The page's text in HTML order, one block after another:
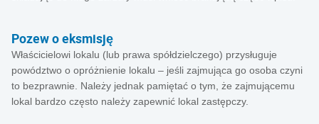
Pozew o eksmisję
Właścicielowi lokalu (lub prawa spółdzielczego) przysługuje
powództwo o opróżnienie lokalu – jeśli zajmująca go osoba czyni
to bezprawnie. Należy jednak pamiętać o tym, że zajmującemu
lokal bardzo często należy zapewnić lokal zastępczy.